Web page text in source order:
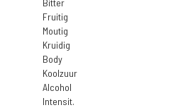
Bitter
Fruitig
Moutig
Kruidig
Body
Koolzuur
Alcohol
Intensit.